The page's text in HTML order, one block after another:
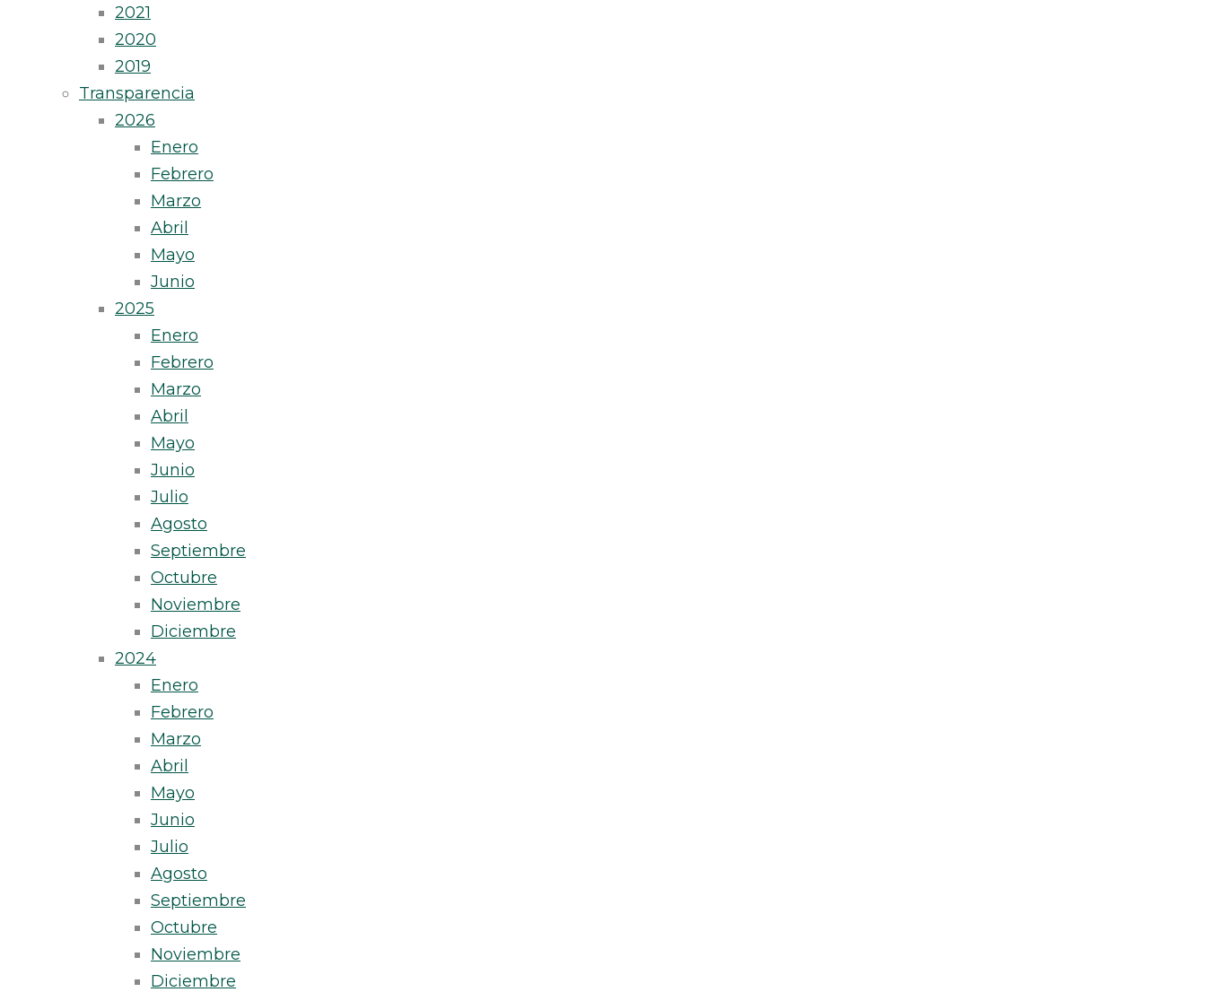
2021
2020
2019
Transparencia
2026
Enero
Febrero
Marzo
Abril
Mayo
Junio
2025
Enero
Febrero
Marzo
Abril
Mayo
Junio
Julio
Agosto
Septiembre
Octubre
Noviembre
Diciembre
2024
Enero
Febrero
Marzo
Abril
Mayo
Junio
Julio
Agosto
Septiembre
Octubre
Noviembre
Diciembre